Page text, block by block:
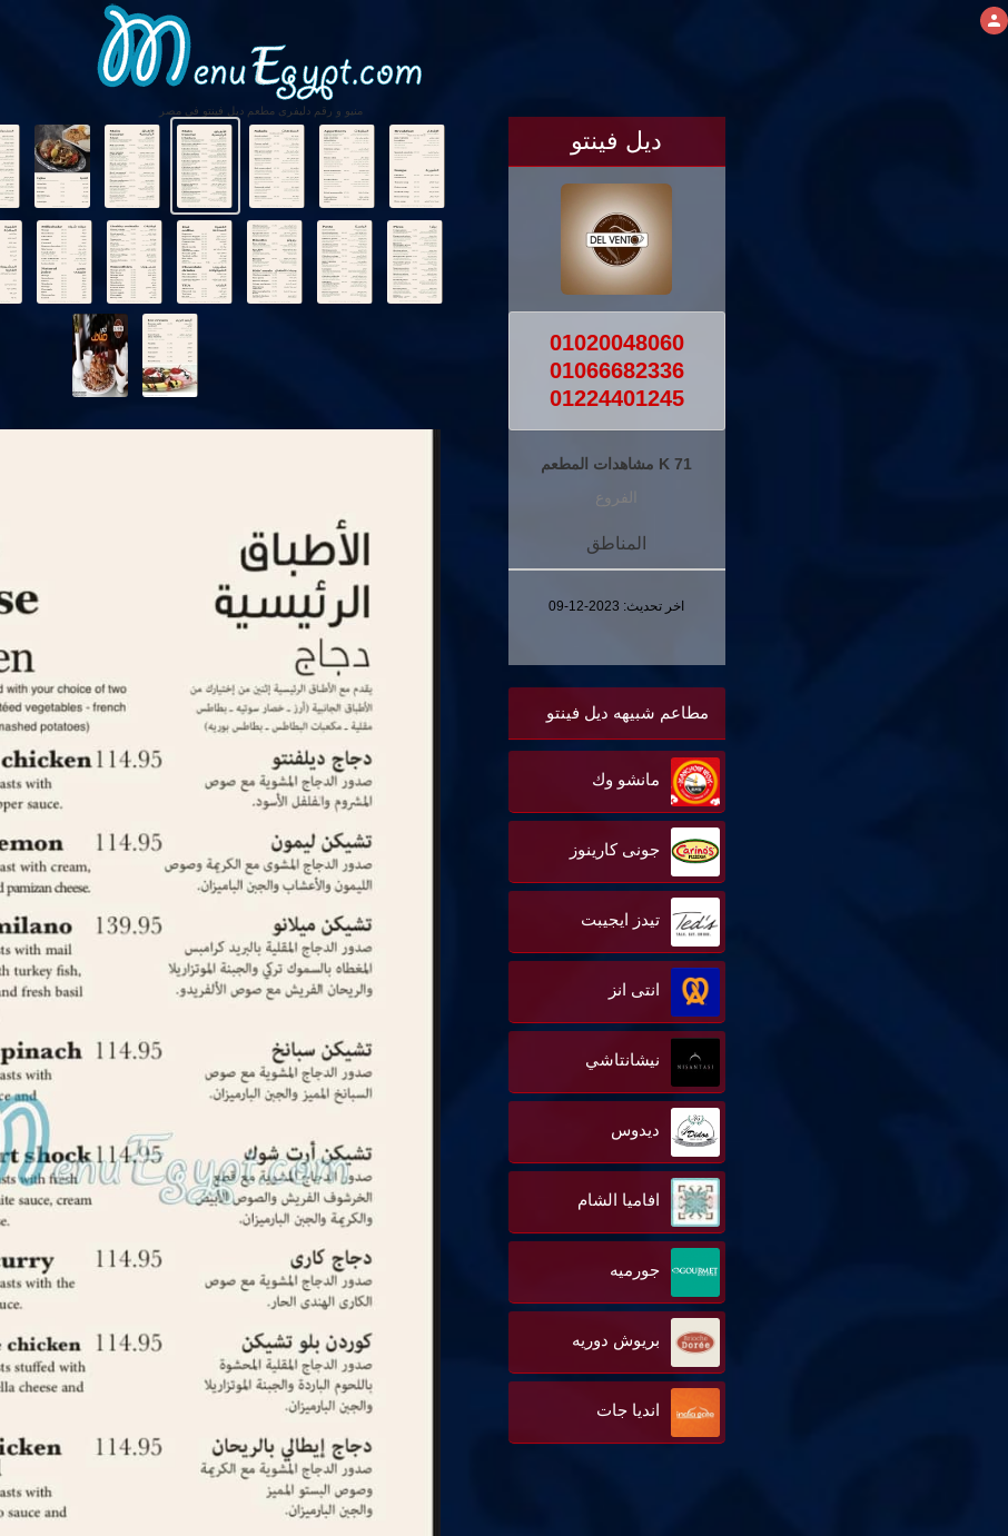
منيو و رقم دليفرى مطعم ديل فينتو فى مصر
ديل فينتو
01020048060
01066682336
01224401245
71 K مشاهدات المطعم
الفروع
المناطق
اخر تحديث: 2023-12-09
مطاعم شبيهه ديل فينتو
مانشو وك
جونى كارينوز
تيدز ايجيبت
انتى انز
نيشانتاشي
ديدوس
افاميا الشام
جورميه
بريوش دوريه
انديا جات